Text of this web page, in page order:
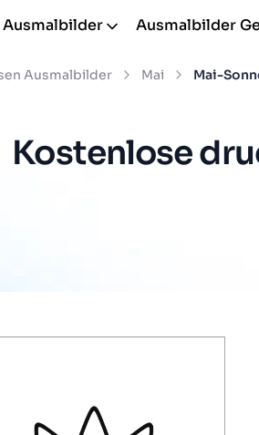
Ausmalbilder
Ausmalbilder Mai Mai-
Kostenlose